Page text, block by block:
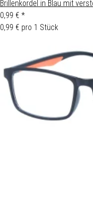
Brillenkordel in Blau mit
0,99 € *
0,99 € pro 1 Stück